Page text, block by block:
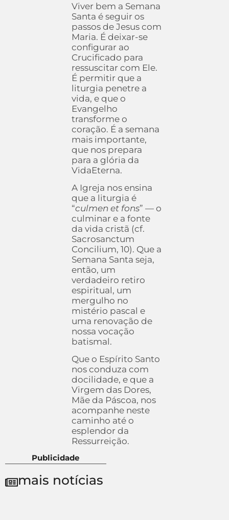
Viver bem a Semana
Santa é seguir os
passos de Jesus com
Maria. É deixar-se
configurar ao
Crucificado para
ressuscitar com Ele.
É permitir que a
liturgia penetre a
vida, e que o
Evangelho
transforme o
coração. É a semana
mais importante,
que nos prepara
para a glória da
VidaEterna.
A Igreja nos ensina
que a liturgia é
“culmen et fons” — o
culminar e a fonte
da vida cristã (cf.
Sacrosanctum
Concilium, 10). Que a
Semana Santa seja,
então, um
verdadeiro retiro
espiritual, um
mergulho no
mistério pascal e
uma renovação de
nossa vocação
batismal.
Que o Espírito Santo
nos conduza com
docilidade, e que a
Virgem das Dores,
Mãe da Páscoa, nos
acompanhe neste
caminho até o
esplendor da
Ressurreição.
Publicidade
mais notícias